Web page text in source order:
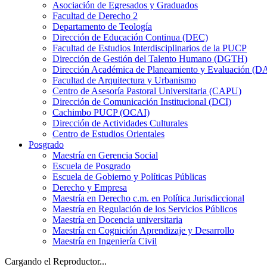
Asociación de Egresados y Graduados
Facultad de Derecho 2
Departamento de Teología
Dirección de Educación Continua (DEC)
Facultad de Estudios Interdisciplinarios de la PUCP
Dirección de Gestión del Talento Humano (DGTH)
Dirección Académica de Planeamiento y Evaluación
Facultad de Arquitectura y Urbanismo
Centro de Asesoría Pastoral Universitaria (CAPU)
Dirección de Comunicación Institucional (DCI)
Cachimbo PUCP (OCAI)
Dirección de Actividades Culturales
Centro de Estudios Orientales
Posgrado
Maestría en Gerencia Social
Escuela de Posgrado
Escuela de Gobierno y Políticas Públicas
Derecho y Empresa
Maestría en Derecho c.m. en Política Jurisdiccional
Maestría en Regulación de los Servicios Públicos
Maestría en Docencia universitaria
Maestría en Cognición Aprendizaje y Desarrollo
Maestría en Ingeniería Civil
Cargando el Reproductor...